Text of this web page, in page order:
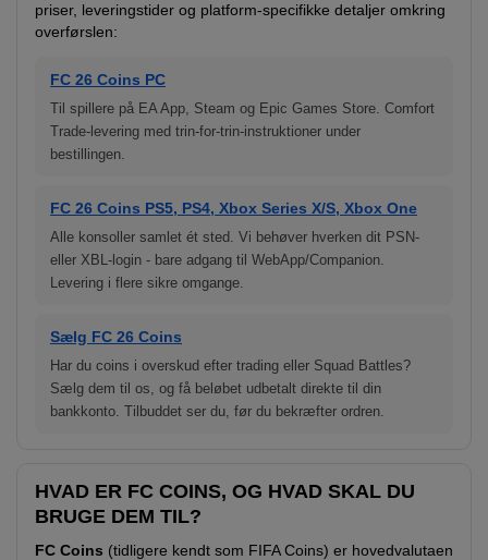
priser, leveringstider og platform-specifikke detaljer omkring
overførslen:
FC 26 Coins PC
Til spillere på EA App, Steam og Epic Games Store. Comfort
Trade-levering med trin-for-trin-instruktioner under
bestillingen.
FC 26 Coins PS5, PS4, Xbox Series X/S, Xbox One
Alle konsoller samlet ét sted. Vi behøver hverken dit PSN-
eller XBL-login - bare adgang til WebApp/Companion.
Levering i flere sikre omgange.
Sælg FC 26 Coins
Har du coins i overskud efter trading eller Squad Battles?
Sælg dem til os, og få beløbet udbetalt direkte til din
bankkonto. Tilbuddet ser du, før du bekræfter ordren.
HVAD ER FC COINS, OG HVAD SKAL DU
BRUGE DEM TIL?
FC Coins (tidligere kendt som FIFA Coins) er hovedvalutaen